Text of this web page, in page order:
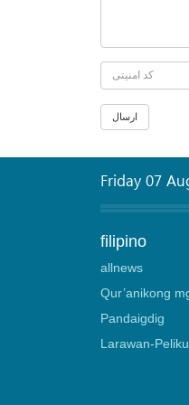
Friday 07
filipino
allnews
Qur’anikong
Pandaigdig
Larawan-